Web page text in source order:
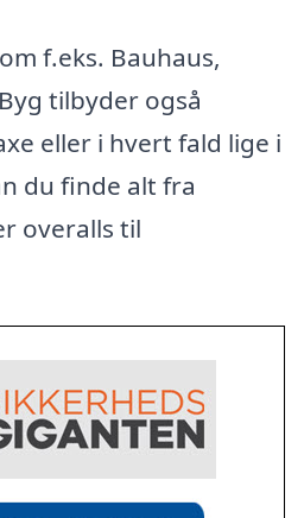
f.eks. Bauhaus,
tilbyder også
eller i hvert fald lige i
du finde alt fra
overalls til